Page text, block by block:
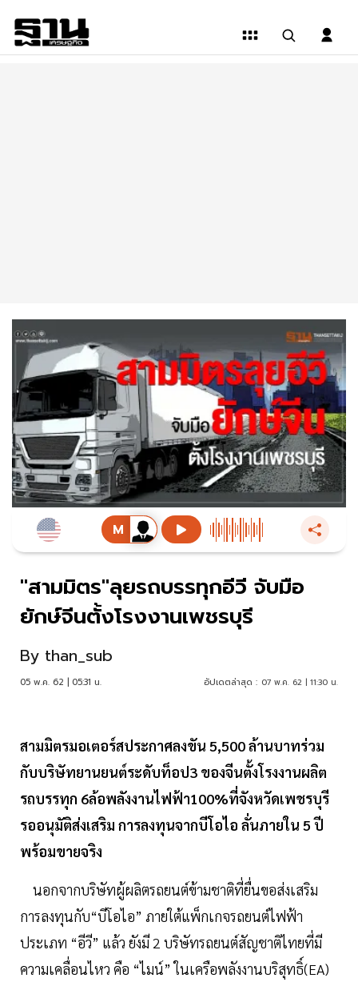
"สามมิตร"ลุยรถบรรทุกอีวี จับมือ
ยักษ์จีนตั้งโรงงานเพชรบุรี
By than_sub
05 พ.ค. 62 | 05:31 น. อัปเดตล่าสุด : 07 พ.ค. 62 | 11:30 น.
สามมิตรมอเตอร์สประกาศลงขัน 5,500 ล้านบาทร่วม
กับบริษัทยานยนต์ระดับท็อป3 ของจีนตั้งโรงงานผลิต
รถบรรทุก 6ล้อพลังงานไฟฟ้า100%ที่จังหวัดเพชรบุรี
รออนุมัติส่งเสริม การลงทุนจากบีโอไอ ลั่นภายใน 5 ปี
พร้อมขายจริง
นอกจากบริษัทผู้ผลิตรถยนต์ข้ามชาติที่ยื่นขอส่งเสริม
การลงทุนกับ“บีโอไอ” ภายใต้แพ็กเกจรถยนต์ไฟฟ้า
ประเภท “อีวี” แล้ว ยังมี 2 บริษัทรถยนต์สัญชาติไทยที่มี
ความเคลื่อนไหว คือ “ไมน์” ในเครือพลังงานบริสุทธิ์(EA)